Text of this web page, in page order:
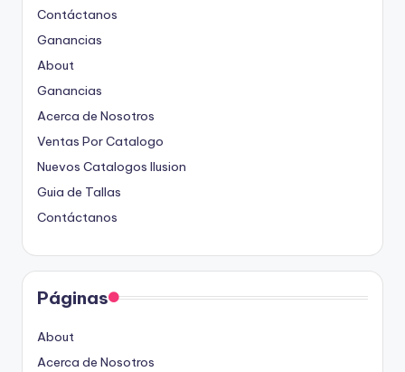
Contáctanos
Ganancias
About
Ganancias
Acerca de Nosotros
Ventas Por Catalogo
Nuevos Catalogos Ilusion
Guia de Tallas
Contáctanos
Páginas
About
Acerca de Nosotros